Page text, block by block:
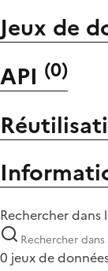
Jeux de
API (0)
Rechercher dans
0 jeux de